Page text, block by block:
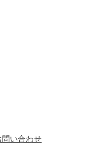
問い合わせ